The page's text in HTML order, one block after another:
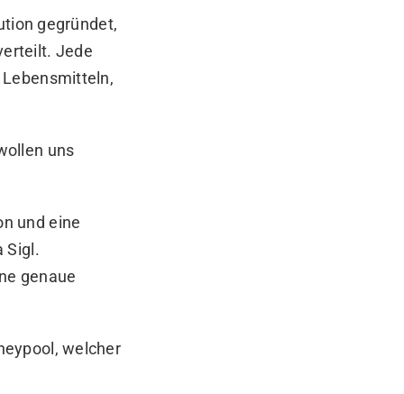
gegründet,
Jede
uns
und eine
Sigl.
genaue
welcher